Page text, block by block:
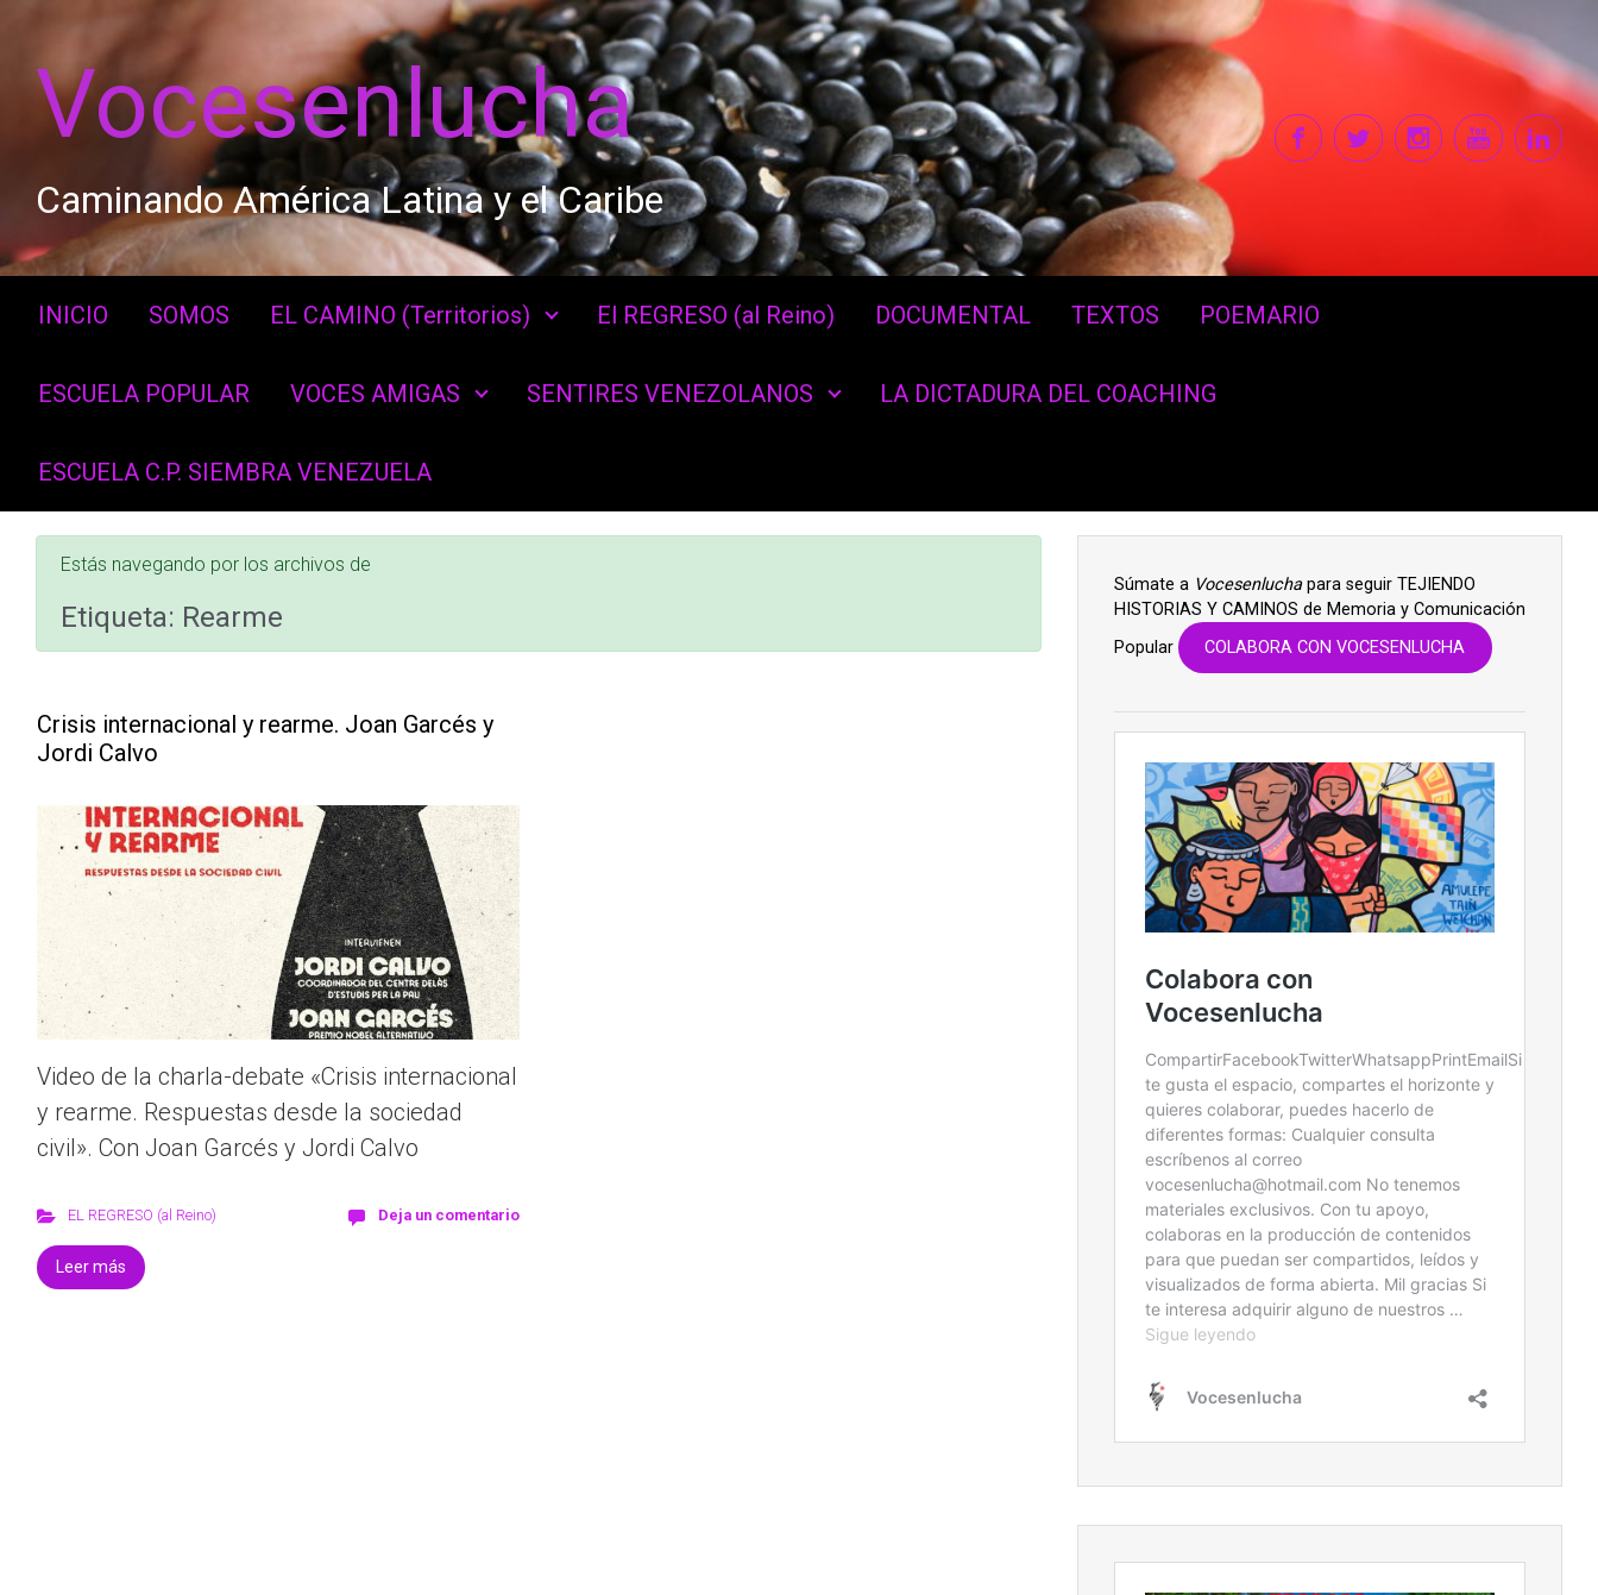
Vocesenlucha
Caminando América Latina y el Caribe
INICIO SOMOS EL CAMINO (Territorios) El REGRESO (al Reino) DOCUMENTAL TEXTOS POEMARIO
ESCUELA POPULAR VOCES AMIGAS SENTIRES VENEZOLANOS LA DICTADURA DEL COACHING
ESCUELA C.P. SIEMBRA VENEZUELA
Estás navegando por los archivos de
Etiqueta: Rearme
Crisis internacional y rearme. Joan Garcés y
Jordi Calvo
Video de la charla-debate «Crisis internacional
y rearme. Respuestas desde la sociedad
civil». Con Joan Garcés y Jordi Calvo
EL REGRESO (al Reino) Deja un comentario
Leer más
Súmate a Vocesenluchapara seguir TEJIENDO
HISTORIAS Y CAMINOS de Memoria y Comunicación
Popular
COLABORA CON VOCESENLUCHA